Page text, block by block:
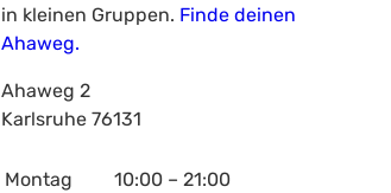
in kleinen Gruppen. Finde deinen
Ahaweg.
Ahaweg 2
Karlsruhe 76131
Montag
10:00 – 21:00